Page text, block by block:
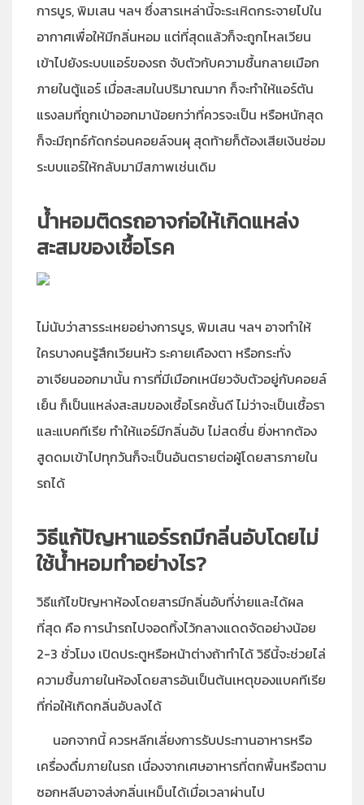
การบูร,​ พิมเสน ฯลฯ ซึ่งสารเหล่านี้จะระเหิดกระจายไปใน
อากาศเพื่อให้มีกลิ่นหอม แต่ที่สุดแล้วก็จะถูกไหลเวียน
เข้าไปยังระบบแอร์ของรถ จับตัวกับความชื้นกลายเมือก
ภายในตู้แอร์ เมื่อสะสมในปริมาณมาก ก็จะทำให้แอร์ตัน
แรงลมที่ถูกเป่าออกมาน้อยกว่าที่ควรจะเป็น หรือหนักสุด
ก็จะมีฤทธ์กัดกร่อนคอยล์จนผุ สุดท้ายก็ต้องเสียเงินซ่อม
ระบบแอร์ให้กลับมามีสภาพเช่นเดิม
น้ำหอมติดรถอาจก่อให้เกิดแหล่ง
สะสมของเชื้อโรค
ไม่นับว่าสารระเหยอย่างการบูร, พิมเสน ฯลฯ อาจทำให้
ใครบางคนรู้สึกเวียนหัว ระคายเคืองตา หรือกระทั่ง
อาเจียนออกมานั้น การที่มีเมือกเหนียวจับตัวอยู่กับคอยล์
เย็น ก็เป็นแหล่งสะสมของเชื้อโรคชั้นดี ไม่ว่าจะเป็นเชื้อรา
และแบคทีเรีย ทำให้แอร์มีกลิ่นอับ ไม่สดชื่น ยิ่งหากต้อง
สูดดมเข้าไปทุกวันก็จะเป็นอันตรายต่อผู้โดยสารภายใน
รถได้
วิธีแก้ปัญหาแอร์รถมีกลิ่นอับโดยไม่
ใช้น้ำหอมทำอย่างไร?
วิธีแก้ไขปัญหาห้องโดยสารมีกลิ่นอับที่ง่ายและได้ผล
ที่สุด คือ การนำรถไปจอดทิ้งไว้กลางแดดจัดอย่างน้อย
2-3 ชั่วโมง เปิดประตูหรือหน้าต่างถ้าทำได้ วิธีนี้จะช่วยไล่
ความชื้นภายในห้องโดยสารอันเป็นต้นเหตุของแบคทีเรีย
ที่ก่อให้เกิดกลิ่นอับลงได้
นอกจากนี้ ควรหลีกเลี่ยงการรับประทานอาหารหรือ
เครื่องดื่มภายในรถ เนื่องจากเศษอาหารที่ตกพื้นหรือตาม
ซอกหลีบอาจส่งกลิ่นเหม็นได้เมื่อเวลาผ่านไป